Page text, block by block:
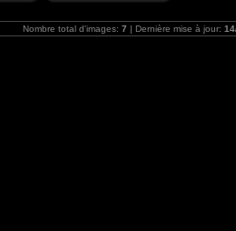
Nombre total d'images:7 | Dernière mise à jour: